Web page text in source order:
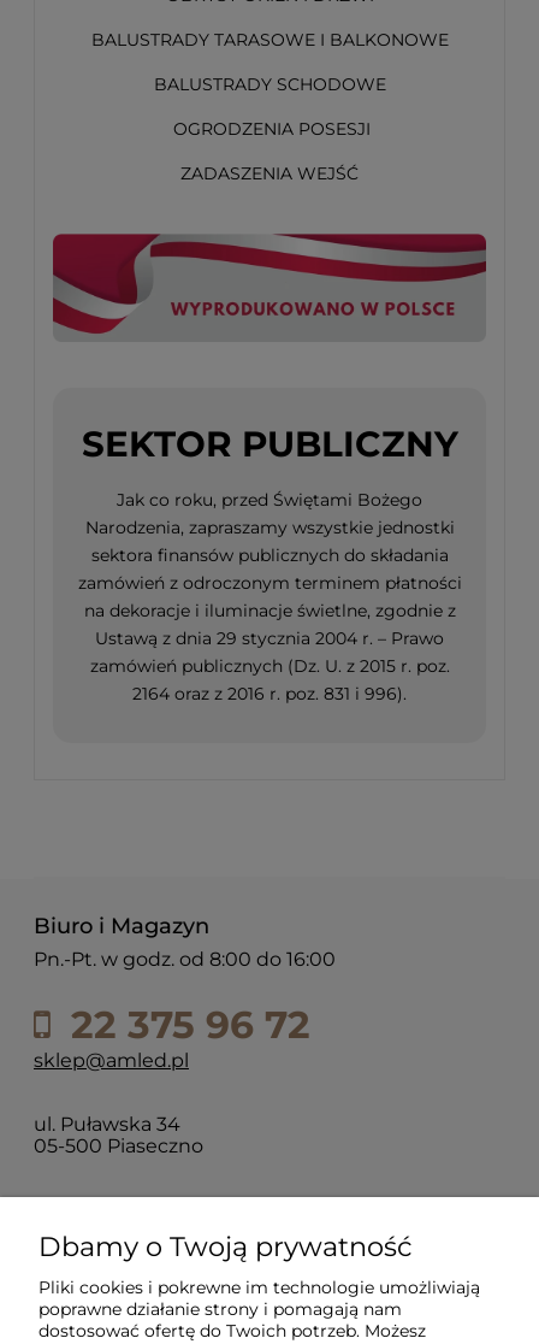
BALUSTRADY TARASOWE I BALKONOWE
BALUSTRADY SCHODOWE
OGRODZENIA POSESJI
ZADASZENIA WEJŚĆ
SEKTOR PUBLICZNY
Jak co roku, przed Świętami Bożego
Narodzenia, zapraszamy wszystkie jednostki
sektora finansów publicznych do składania
zamówień z odroczonym terminem płatności
na dekoracje i iluminacje świetlne, zgodnie z
Ustawą z dnia 29 stycznia 2004 r. – Prawo
zamówień publicznych (Dz. U. z 2015 r. poz.
2164 oraz z 2016 r. poz. 831 i 996).
Biuro i Magazyn
Pn.-Pt. w godz. od 8:00 do 16:00
22 375 96 72
sklep@amled.pl
ul. Puławska 34
05-500 Piaseczno
Dla klientów
Informacje
Dbamy o Twoją prywatność
Pliki cookies i pokrewne im technologie umożliwiają
poprawne działanie strony i pomagają nam
dostosować ofertę do Twoich potrzeb. Możesz